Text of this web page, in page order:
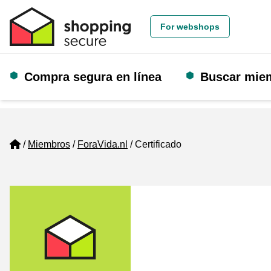
For webshops
Compra segura en línea Buscar
Home
Miembros ForaVida.nl Certificado